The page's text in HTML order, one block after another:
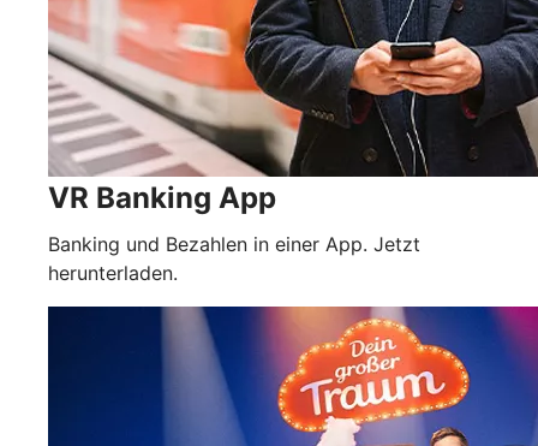
VR Banking App
Banking und Bezahlen in einer App. Jetzt
herunterladen.